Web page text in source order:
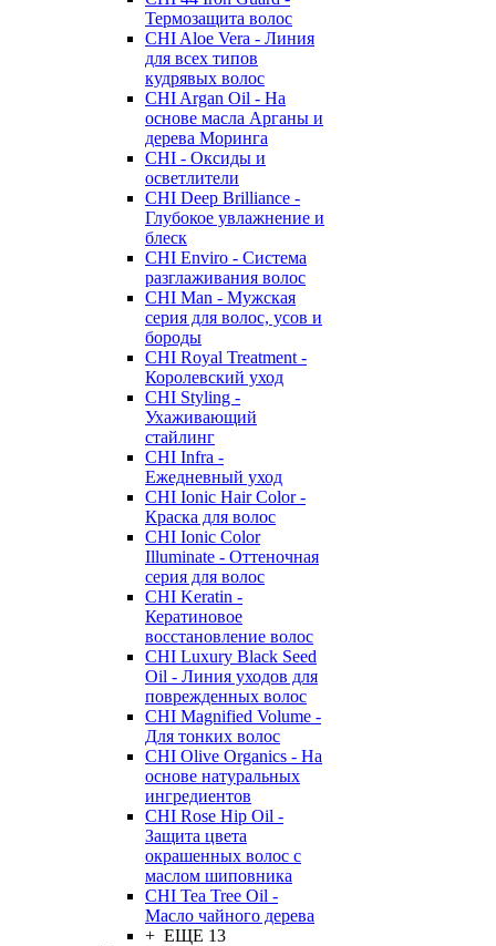
Термозащита волос
CHI Aloe Vera - Линия
для всех типов
кудрявых волос
CHI Argan Oil - На
основе масла Арганы и
дерева Моринга
CHI - Оксиды и
осветлители
CHI Deep Brilliance -
Глубокое увлажнение и
блеск
CHI Enviro - Система
разглаживания волос
CHI Man - Мужская
серия для волос, усов и
бороды
CHI Royal Treatment -
Королевский уход
CHI Styling -
Ухаживающий
стайлинг
CHI Infra -
Ежедневный уход
CHI Ionic Hair Color -
Краска для волос
CHI Ionic Color
Illuminate - Оттеночная
серия для волос
CHI Keratin -
Кератиновое
восстановление волос
CHI Luxury Black Seed
Oil - Линия уходов для
поврежденных волос
CHI Magnified Volume -
Для тонких волос
CHI Olive Organics - На
основе натуральных
ингредиентов
CHI Rose Hip Oil -
Защита цвета
окрашенных волос с
маслом шиповника
CHI Tea Tree Oil -
Масло чайного дерева
+ ЕЩЕ 13